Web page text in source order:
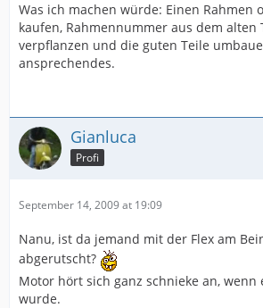
Was ich machen würde: Einen Rahmen
kaufen, Rahmennummer aus dem alten
verpflanzen und die guten Teile
ansprechendes.
Gianluca
Profi
September 14, 2009 at 19:09
Nanu, ist da jemand mit der Flex am
abgerutscht?
Motor hört sich ganz schnieke an, wenn
wurde.